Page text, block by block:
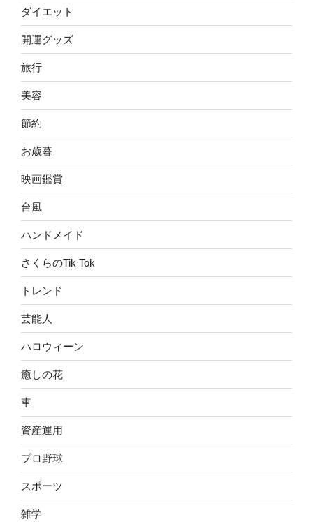
ダイエット
開運グッズ
旅行
美容
節約
お歳暮
映画鑑賞
台風
ハンドメイド
さくらのTik Tok
トレンド
芸能人
ハロウィーン
癒しの花
車
資産運用
プロ野球
スポーツ
雑学